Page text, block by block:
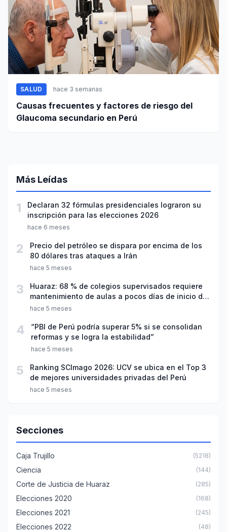
SALUD hace 3 semanas
Causas frecuentes y factores de riesgo del
Glaucoma secundario en Perú
Más Leídas
1
Declaran 32 fórmulas presidenciales lograron su
inscripción para las elecciones 2026
hace 6 meses
2
Precio del petróleo se dispara por encima de los
80 dólares tras ataques a Irán
hace 5 meses
3
Huaraz: 68 % de colegios supervisados requiere
mantenimiento de aulas a pocos días de inicio del
año escolar 2026
hace 5 meses
4
“PBI de Perú podría superar 5% si se consolidan
reformas y se logra la estabilidad”
hace 5 meses
5
Ranking SCImago 2026: UCV se ubica en el Top 3
de mejores universidades privadas del Perú
hace 5 meses
Secciones
Caja Trujillo (5218)
Ciencia (144)
Corte de Justicia de Huaraz (285)
Elecciones 2020 (168)
Elecciones 2021 (245)
Elecciones 2022 (48)